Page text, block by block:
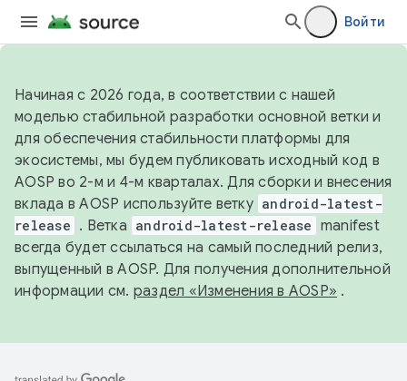
Войти
Начиная с 2026 года, в соответствии с нашей
моделью стабильной разработки основной ветки и
для обеспечения стабильности платформы для
экосистемы, мы будем публиковать исходный код в
AOSP во 2-м и 4-м кварталах. Для сборки и внесения
вклада в AOSP используйте ветку android-latest-
release . Ветка android-latest-release manifest
всегда будет ссылаться на самый последний релиз,
выпущенный в AOSP. Для получения дополнительной
информации см. раздел «Изменения в AOSP» .